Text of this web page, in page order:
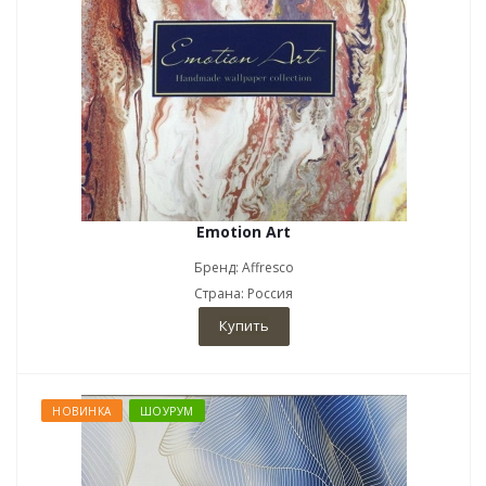
Emotion Art
Бренд: Affresco
Страна: Россия
Купить
НОВИНКА ШОУРУМ